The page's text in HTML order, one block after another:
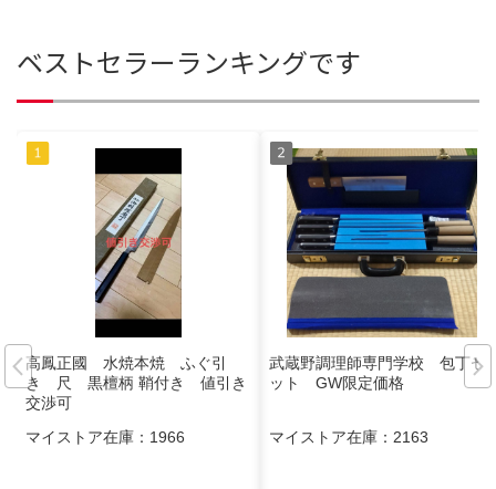
ベストセラーランキングです
高鳳正國 水焼本焼 ふぐ引
き 尺 黒檀柄 鞘付き 値引き
交渉可
マイストア在庫： 1966
武蔵野調理師専門学校 包丁セ
ット GW限定価格
マイストア在庫： 2163